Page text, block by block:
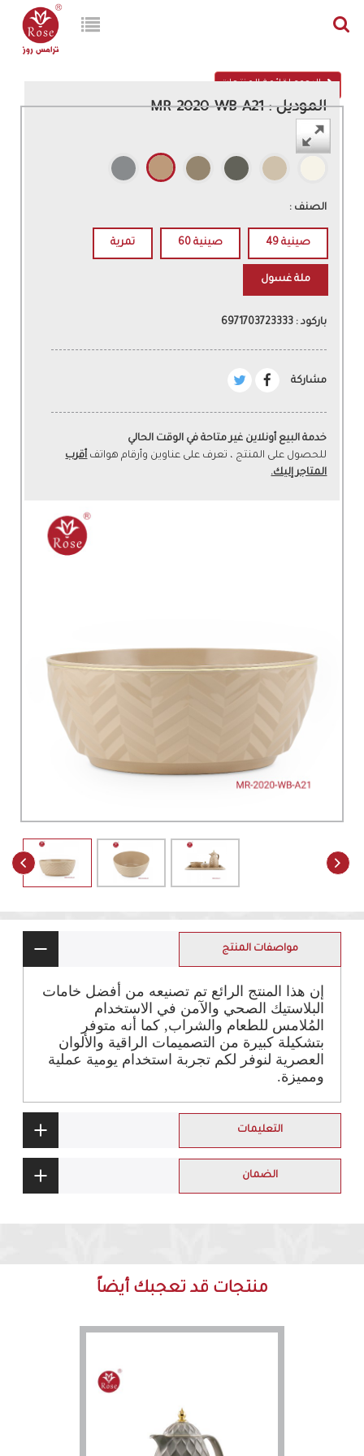
الرجوع لقائمة المنتجات
الموديل : MR-2020-WB-A21
اللون :
الصنف :
صينية 49 صينية 60 تمرية
ملة غسول
باركود : 6971703723333
مشاركة
خدمة البيع أونلاين غير متاحة في الوقت الحالي
للحصول على المنتج ، تعرف على عناوين وأرقام هواتفأقرب
المتاجر إليك.
مواصفات المنتج
إن هذا المنتج الرائع تم تصنيعه من أفضل خامات
البلاستيك الصحي والآمن في الاستخدام
المُلامس للطعام والشراب, كما أنه متوفر
بتشكيلة كبيرة من التصميمات الراقية والألوان
العصرية لنوفر لكم تجربة استخدام يومية عملية
ومميزة.
التعليمات
الضمان
منتجات قد تعجبك أيضاً